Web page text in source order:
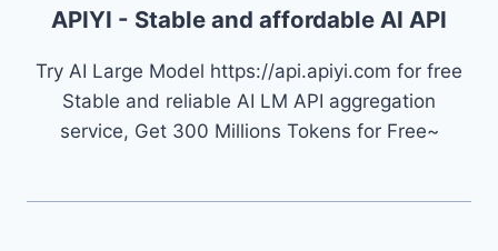
APIYI - Stable and affordable AI API
Try AI Large Model https://api.apiyi.com for free
Stable and reliable AI LM API aggregation
service, Get 300 Millions Tokens for Free~